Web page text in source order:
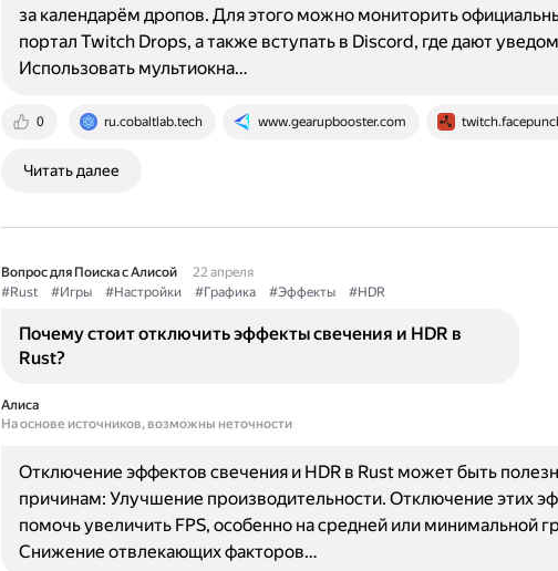
0 ru.cobaltlab.tech www.gearupbooster.com
за календарём дропов. Для этого можно мониторить
портал Twitch Drops, а также вступать в Discord, где дают
Использовать мультиокна…
Читать далее
Вопрос для Поиска с Алисой
22 апреля
#Rust
#Игры #Настройки #Графика #Эффекты #HDR
Почему стоит отключить эффекты свечения и HDR в
Rust?
Алиса
На основе источников, возможны неточности
Отключение эффектов свечения и HDR в Rust может быть
причинам: Улучшение производительности. Отключение этих
помочь увеличить FPS, особенно на средней или минимальной
Снижение отвлекающих факторов…